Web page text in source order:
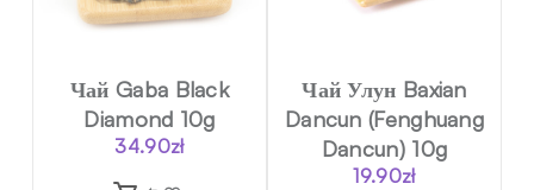
Чай Gaba Black
Diamond 10g
34.90zł
Чай Улун Baxian
Dancun (Fenghuang
Dancun) 10g
19.90zł